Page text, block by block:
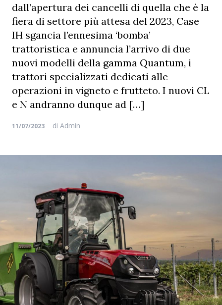
dall’apertura dei cancelli di quella che è la
fiera di settore più attesa del 2023, Case
IH sgancia l’ennesima ‘bomba’
trattoristica e annuncia l’arrivo di due
nuovi modelli della gamma Quantum, i
trattori specializzati dedicati alle
operazioni in vigneto e frutteto. I nuovi CL
e N andranno dunque ad […]
11/07/2023 di Admin